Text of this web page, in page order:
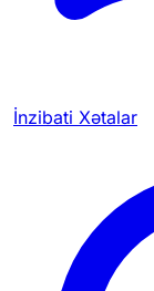
İnzibati Xətalar